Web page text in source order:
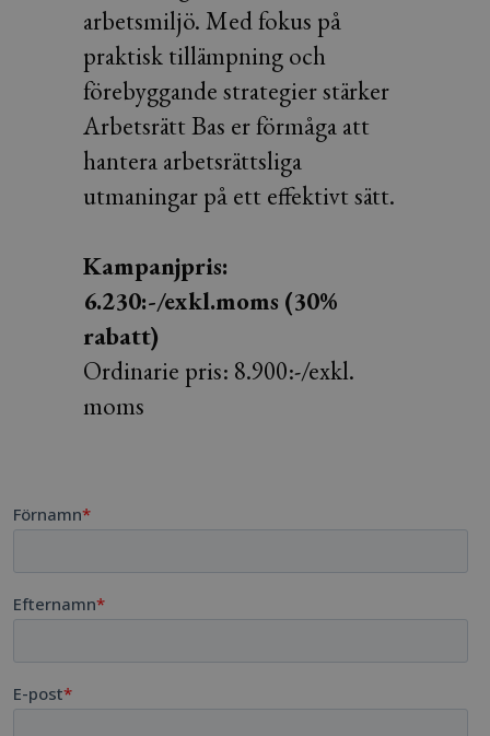
arbetsmiljö. Med fokus på
praktisk tillämpning och
förebyggande strategier stärker
Arbetsrätt Bas er förmåga att
hantera arbetsrättsliga
utmaningar på ett effektivt sätt.
Kampanjpris:
6.230:-/exkl.moms (30%
rabatt)
Ordinarie pris: 8.900:-/exkl.
moms